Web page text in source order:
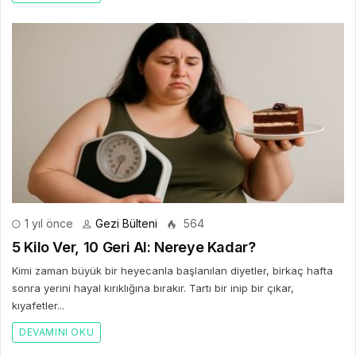
1 yıl önce Gezi Bülteni 564
5 Kilo Ver, 10 Geri Al: Nereye Kadar?
Kimi zaman büyük bir heyecanla başlanılan diyetler, birkaç hafta
sonra yerini hayal kırıklığına bırakır. Tartı bir inip bir çıkar,
kıyafetler...
DEVAMINI OKU